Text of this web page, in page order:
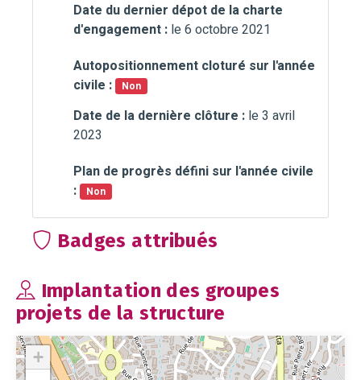
Date du dernier dépot de la charte
d'engagement : le 6 octobre 2021
Autopositionnement cloturé sur l'année
civile :
Non
Date de la dernière clôture : le 3 avril
2023
Plan de progrès défini sur l'année civile
:
Non
Badges attribués
Implantation des groupes
projets de la structure
+